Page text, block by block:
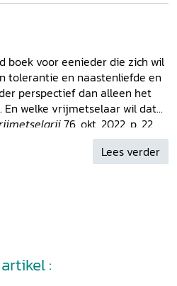
boek voor eenieder die zich wil
tolerantie en naastenliefde en
perspectief dan alleen het
En welke vrijmetselaar wil dat
76, okt. 2022, p. 22
Lees verder
: